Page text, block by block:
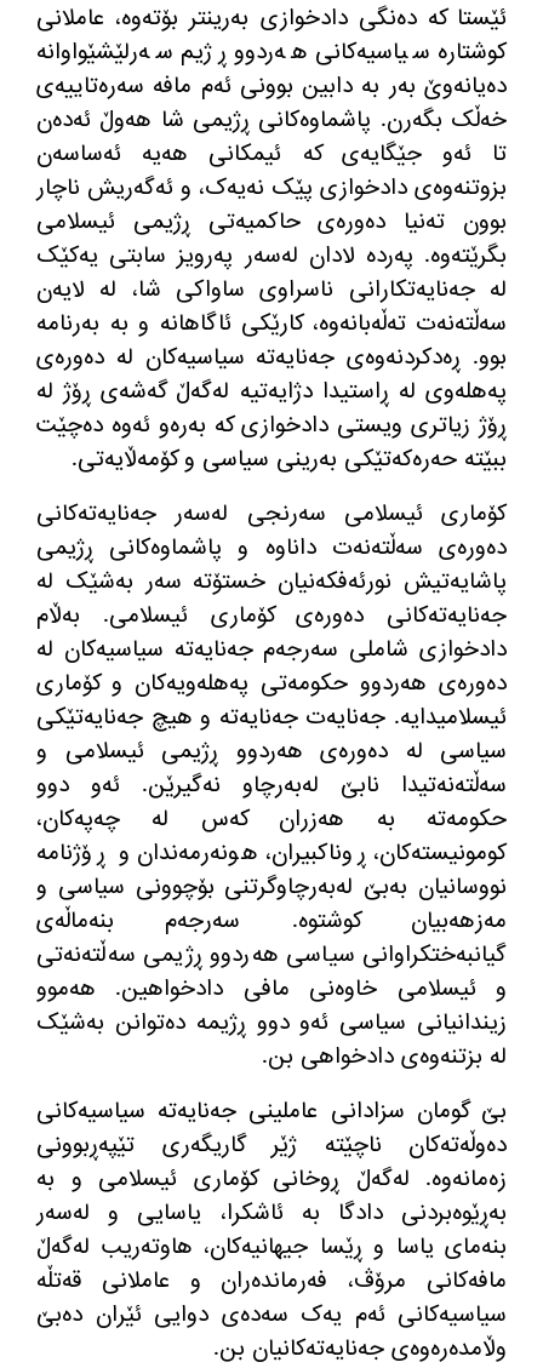
ئێستا کە دەنگی دادخوازی بەرینتر بۆتەوە، عاملانی
کوشتارە سیاسیەکانی هەردوو ڕژیم سەرلێشێواوانە
دەیانەوێ بەر بە دابین بوونی ئەم مافە سەرەتاییەی
خەڵک بگەرن. پاشماوەکانی ڕژیمی شا هەوڵ ئەدەن
تا ئەو جێگایەی کە ئیمکانی هەیە ئەساسەن
بزوتنەوەی دادخوازی پێک نەیەک، و ئەگەریش ناچار
بوون تەنیا دەورەی حاکمیەتی ڕژیمی ئیسلامی
بگرێتەوە. پەردە لادان لەسەر پەرویز سابتی یەکێک
لە جەنایەتکارانی ناسراوی ساواکی شا، لە لایەن
سەڵتەنەت تەڵەبانەوە، کارێکی ئاگاهانە و بە بەرنامە
بوو. ڕەدکردنەوەی جەنایەتە سیاسیەکان لە دەورەی
پەهلەوی لە ڕاستیدا دژایەتیە لەگەڵ گەشەی ڕۆژ لە
ڕۆژ زیاتری ویستی دادخوازی کە بەرەو ئەوە دەچێت
ببێتە حەرەکەتێکی بەرینی سیاسی و کۆمەڵایەتی.
کۆماری ئیسلامی سەرنجی لەسەر جەنایەتەکانی
دەورەی سەڵتەنەت داناوە و پاشماوەکانی ڕژیمی
پاشایەتیش نورئەفکەنیان خستۆتە سەر بەشێک لە
جەنایەتەکانی دەورەی کۆماری ئیسلامی. بەڵام
دادخوازی شاملی سەرجەم جه‌نایەتە سیاسیەکان لە
دەورەی هەردوو حکومەتی پەهلەویەکان و کۆماری
ئیسلامیدایە. جەنایەت جەنایەتە و هیچ جەنایەتێکی
سیاسی لە دەورەی هەردوو ڕژیمی ئیسلامی و
سەڵتەنەتیدا نابێ لەبەرچاو نەگیرێن. ئەو دوو
حکومەتە بە هەزران کەس لە چەپەکان،
کومونیستەکان، ڕوناکبیران، هونەرمەندان و ڕۆژنامە
نووسانیان بەبێ لەبەرچاوگرتنی بۆچوونی سیاسی و
مەزهەبیان کوشتوە. سەرجەم بنەماڵەی
گیانبەختکراوانی سیاسی هەردوو ڕژیمی سەڵتەنەتی
و ئیسلامی خاوەنی مافی دادخواهین. هەموو
زیندانیانی سیاسی ئەو دوو ڕژیمە دەتوانن بەشێک
لە بزتنەوەی دادخواهی بن.
بێ گومان سزادانی عاملینی جەنایەتە سیاسیەکانی
دەوڵەتەکان ناچێتە ژێر گاریگەری تێپەڕبوونی
زەمانەوە. لەگەڵ ڕوخانی کۆماری ئیسلامی و بە
بەڕێوەبردنی دادگا بە ئاشکرا، یاسایی و لەسەر
بنەمای یاسا و ڕێسا جیهانیەکان، هاوتەریب لەگەڵ
مافەکانی مرۆڤ، فەرماندەران و عاملانی قەتڵە
سیاسیەکانی ئەم یەک سەدەی دوایی ئێران دەبێ
وڵامدەرەوەی جەنایەتەکانیان بن.